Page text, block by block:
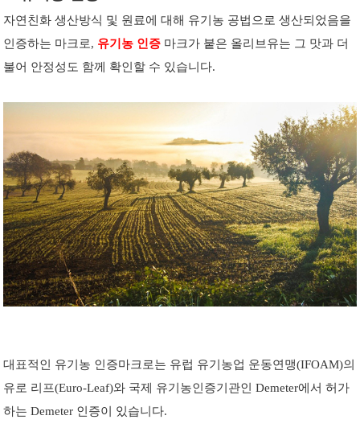
자연친화 생산방식 및 원료에 대해 유기농 공법으로 생산되었음을
인증하는 마크로, 유기농 인증 마크가 붙은 올리브유는 그 맛과 더
불어 안정성도 함께 확인할 수 있습니다.
대표적인 유기농 인증마크로는 유럽 유기농업 운동연맹(IFOAM)의
유로 리프(Euro-Leaf)와 국제 유기농인증기관인 Demeter에서 허가
하는 Demeter 인증이 있습니다.